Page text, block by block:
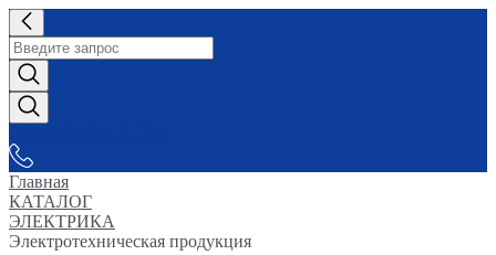
Главная
КАТАЛОГ
ЭЛЕКТРИКА
Электротехническая продукция